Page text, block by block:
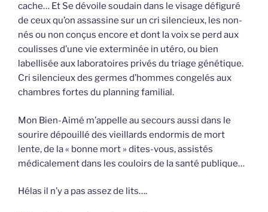
cache… Et Se dévoile soudain dans le visage défiguré
de ceux qu’on assassine sur un cri silencieux, les non-
nés ou non conçus encore et dont la voix se perd aux
coulisses d’une vie exterminée in utéro, ou bien
labellisée aux laboratoires privés du triage génétique.
Cri silencieux des germes d’hommes congelés aux
chambres fortes du planning familial.
Mon Bien-Aimé m’appelle au secours aussi dans le
sourire dépouillé des vieillards endormis de mort
lente, de la « bonne mort » dites-vous, assistés
médicalement dans les couloirs de la santé publique…
Hélas il n’y a pas assez de lits….